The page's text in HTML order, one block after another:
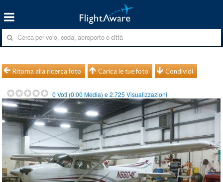
Ritorna alla ricerca foto Carica le tue foto Condividi
0 Voti (0.00 Media) e2.725 Visualizzazioni